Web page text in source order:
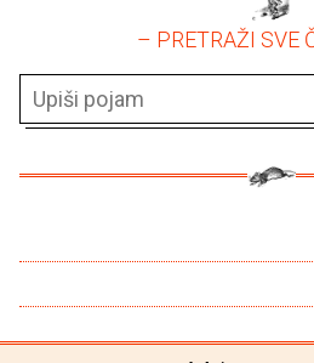
– PRETRAŽI SVE